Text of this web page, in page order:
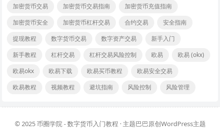
加密货币交易
加密货币交易指南
加密货币充值指南
加密货币安全
加密货币杠杆交易 合约交易
安全指南
提现教程
数字货币交易 数字资产交易
新手入门
新手教程
杠杆交易 杠杆交易风险控制 欧易
欧易 (okx)
欧易okx
欧易下载 欧易买币教程
欧易安全交易
欧易教程
视频教程 避坑指南 风险控制 风险管理
© 2025币圈学院 - 数字货币入门教程 · 主题巴巴原创WordPress主题